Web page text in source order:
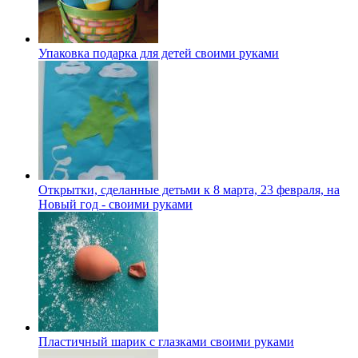
Упаковка подарка для детей своими руками
Открытки, сделанные детьми к 8 марта, 23 февраля, на
Новый год - своими руками
Пластичный шарик с глазками своими руками